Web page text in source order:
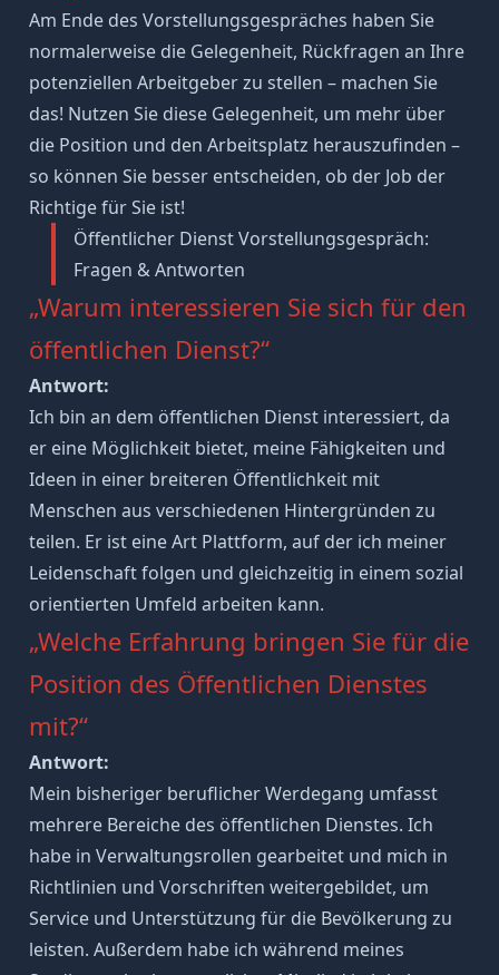
Am Ende des Vorstellungsgespräches haben Sie
normalerweise die Gelegenheit, Rückfragen an Ihre
potenziellen Arbeitgeber zu stellen – machen Sie
das! Nutzen Sie diese Gelegenheit, um mehr über
die Position und den Arbeitsplatz herauszufinden –
so können Sie besser entscheiden, ob der Job der
Richtige für Sie ist!
Öffentlicher Dienst Vorstellungsgespräch:
Fragen & Antworten
„Warum interessieren Sie sich für den
öffentlichen Dienst?“
Antwort:
Ich bin an dem öffentlichen Dienst interessiert, da
er eine Möglichkeit bietet, meine Fähigkeiten und
Ideen in einer breiteren Öffentlichkeit mit
Menschen aus verschiedenen Hintergründen zu
teilen. Er ist eine Art Plattform, auf der ich meiner
Leidenschaft folgen und gleichzeitig in einem sozial
orientierten Umfeld arbeiten kann.
„Welche Erfahrung bringen Sie für die
Position des Öffentlichen Dienstes
mit?“
Antwort:
Mein bisheriger beruflicher Werdegang umfasst
mehrere Bereiche des öffentlichen Dienstes. Ich
habe in Verwaltungsrollen gearbeitet und mich in
Richtlinien und Vorschriften weitergebildet, um
Service und Unterstützung für die Bevölkerung zu
leisten. Außerdem habe ich während meines